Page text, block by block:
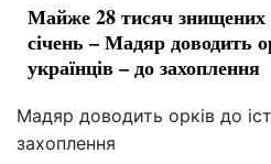
Майже 28 тисяч знищених
січень – Мадяр доводить
українців – до захоплення
Мадяр доводить орків до
захоплення